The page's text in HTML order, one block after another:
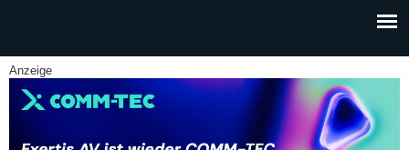
Anzeige